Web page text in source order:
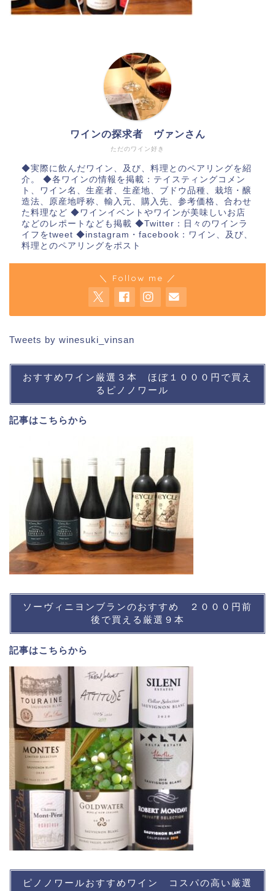
ただのワイン好き
ワインの探求者 ヴァンさん
◆実際に飲んだワイン、及び、料理とのペアリングを紹
介。 ◆各ワインの情報を掲載：テイスティングコメン
ト、ワイン名、生産者、生産地、ブドウ品種、栽培・醸
造法、原産地呼称、輸入元、購入先、参考価格、合わせ
た料理など ◆ワインイベントやワインが美味しいお店
などのレポートなども掲載 ◆Twitter：日々のワインラ
イフをtweet ◆instagram・facebook：ワイン、及び、
料理とのペアリングをポスト
＼ Follow me ／
Tweets by winesuki_vinsan
おすすめワイン厳選３本 ほぼ１０００円で買え
るピノノワール
記事はこちらから
ソーヴィニヨンブランのおすすめ ２０００円前
後で買える厳選９本
記事はこちらから
ピノノワールおすすめワイン コスパの高い厳選